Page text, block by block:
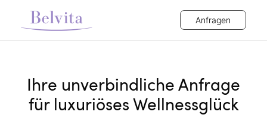
Anfragen
Ihre unverbindliche Anfrage
für luxuriöses Wellnessglück